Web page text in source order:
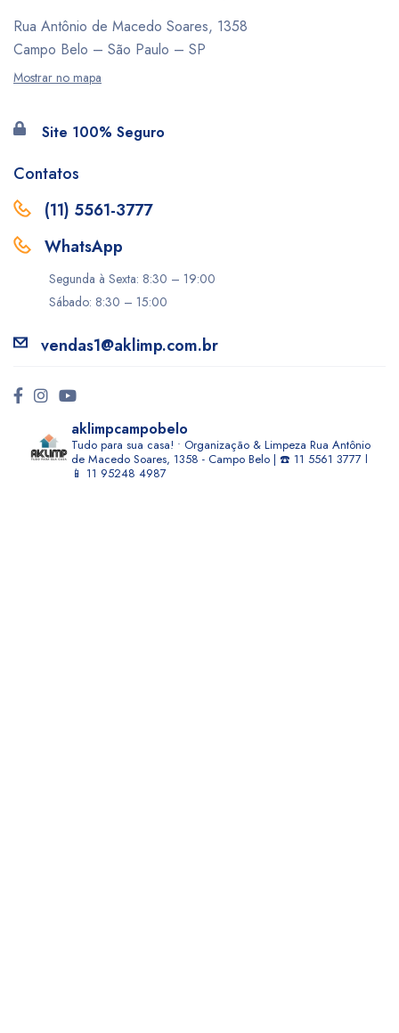
Rua Antônio de Macedo Soares, 1358
Campo Belo – São Paulo – SP
Mostrar no mapa
Site 100% Seguro
Contatos
(11) 5561-3777
WhatsApp
Segunda à Sexta: 8:30 – 19:00
Sábado: 8:30 – 15:00
vendas1@aklimp.com.br
aklimpcampobelo
Tudo para sua casa! • Organização & Limpeza Rua Antônio
de Macedo Soares, 1358 - Campo Belo | ☎️ 11 5561 3777 l
📱 11 95248 4987